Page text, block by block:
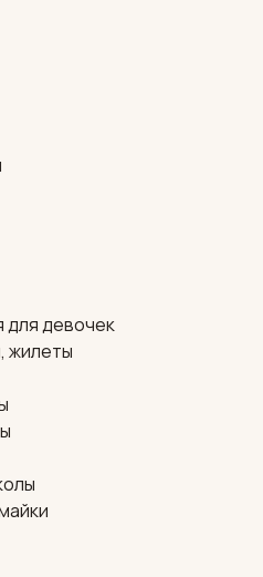
для девочек
жилеты